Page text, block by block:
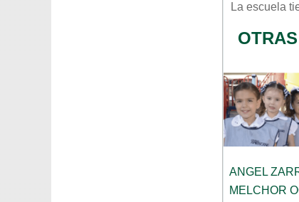
La escuela
ANGEL
MELCHOR